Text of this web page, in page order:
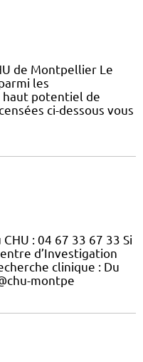
de Montpellier Le
les
haut potentiel de
ci-dessous vous
: 04 67 33 67 33 Si
d’Investigation
clinique : Du
montpe